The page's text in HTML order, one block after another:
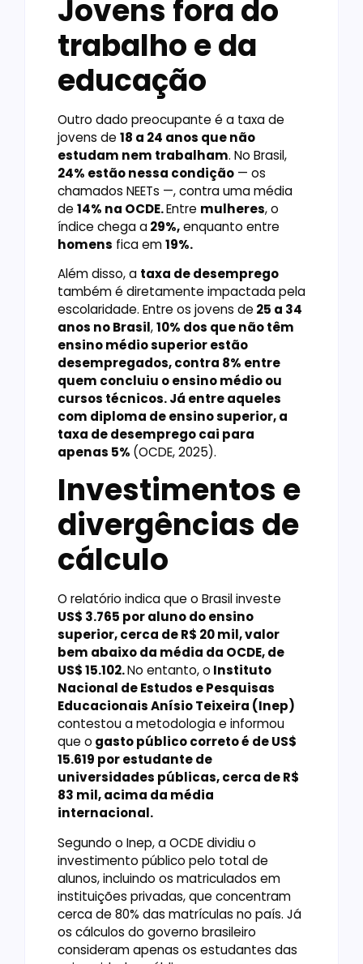
Jovens fora do
trabalho e da
educação
Outro dado preocupante é a taxa de
jovens de 18 a 24 anos que não
estudam nem trabalham. No Brasil,
24% estão nessa condição — os
chamados NEETs —, contra uma média
de 14% na OCDE.Entre mulheres, o
índice chega a29%,enquanto entre
homens fica em19%.
Além disso, a taxa de desemprego
também é diretamente impactada pela
escolaridade. Entre os jovens de 25 a 34
anos no Brasil,10% dos que não têm
ensino médio superior estão
desempregados, contra 8% entre
quem concluiu o ensino médio ou
cursos técnicos. Já entre aqueles
com diploma de ensino superior, a
taxa de desemprego cai para
apenas 5% (OCDE, 2025).
Investimentos e
divergências de
cálculo
O relatório indica que o Brasil investe
US$ 3.765 por aluno do ensino
superior, cerca de R$ 20 mil, valor
bem abaixo da média da OCDE, de
US$ 15.102.No entanto, o Instituto
Nacional de Estudos e Pesquisas
Educacionais Anísio Teixeira (Inep)
contestou a metodologia e informou
que o gasto público correto é de US$
15.619 por estudante de
universidades públicas, cerca de R$
83 mil, acima da média
internacional.
Segundo o Inep, a OCDE dividiu o
investimento público pelo total de
alunos, incluindo os matriculados em
instituições privadas, que concentram
cerca de 80% das matrículas no país. Já
os cálculos do governo brasileiro
consideram apenas os estudantes das